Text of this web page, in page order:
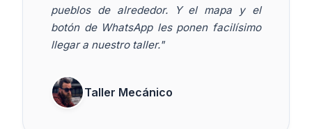
pueblos de alrededor. Y el mapa y el
botón de WhatsApp les ponen facilísimo
llegar a nuestro taller."
Taller Mecánico